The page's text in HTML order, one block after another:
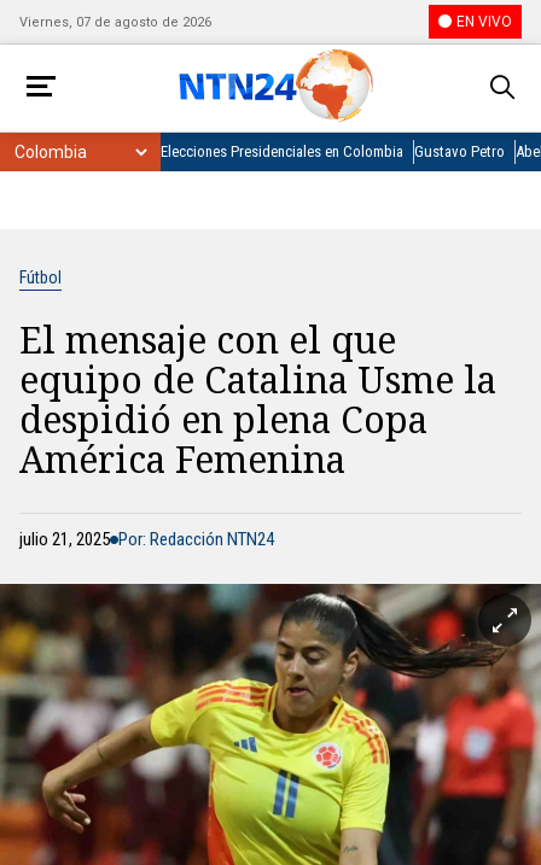
Viernes, 07 de agosto de 2026 EN VIVO
Elecciones Presidenciales en Colombia Gustavo Petro
Fútbol
El mensaje con el que
equipo de Catalina Usme la
despidió en plena Copa
América Femenina
julio 21, 2025 Por: Redacción NTN24